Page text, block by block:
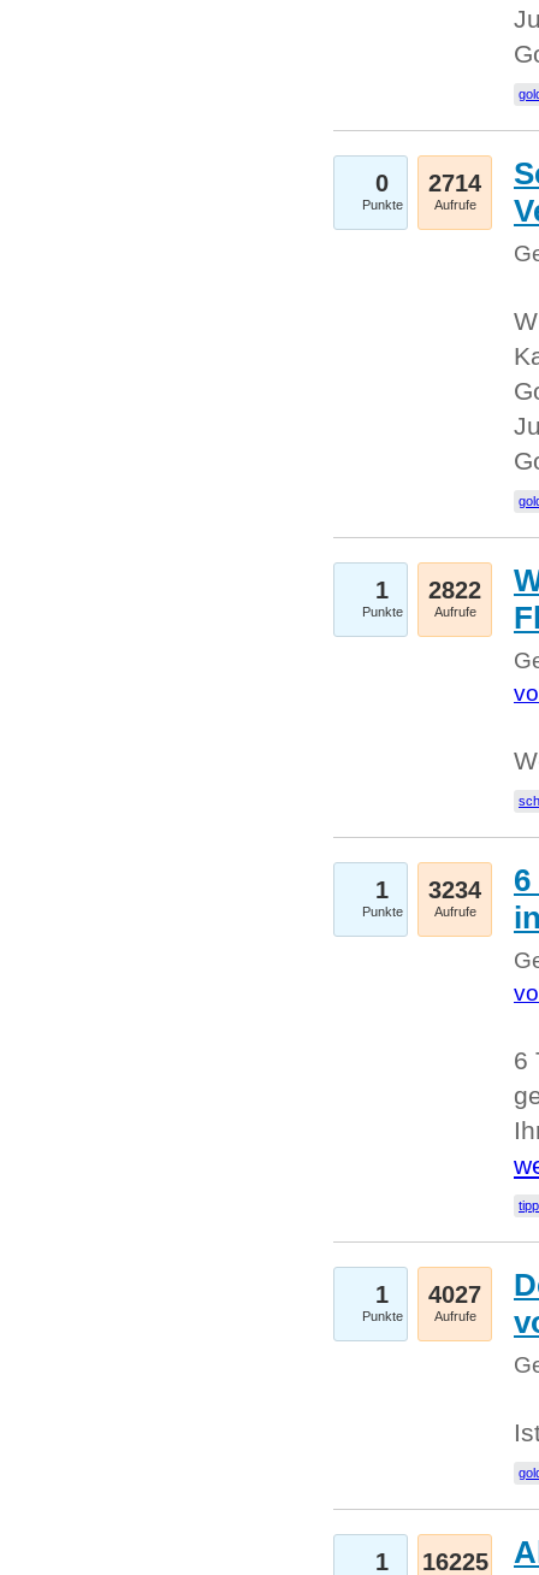
0
Punkte
2714
Aufrufe
1
Punkte
2822
Aufrufe
1
Punkte
3234
Aufrufe
6
1
Punkte
4027
Aufrufe
1 16225